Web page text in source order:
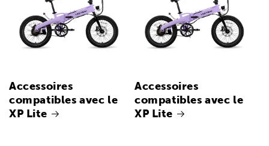
Accessoires
compatibles avec le
XP Lite
Accessoires
compatibles avec le
XP Lite